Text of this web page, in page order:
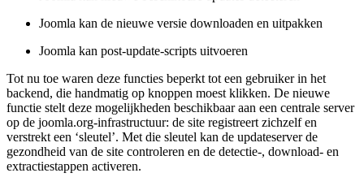
Joomla kan de nieuwe versie downloaden en uitpakken
Joomla kan post-update-scripts uitvoeren
Tot nu toe waren deze functies beperkt tot een gebruiker in het
backend, die handmatig op knoppen moest klikken. De nieuwe
functie stelt deze mogelijkheden beschikbaar aan een centrale server
op de joomla.org-infrastructuur: de site registreert zichzelf en
verstrekt een ‘sleutel’. Met die sleutel kan de updateserver de
gezondheid van de site controleren en de detectie-, download- en
extractiestappen activeren.